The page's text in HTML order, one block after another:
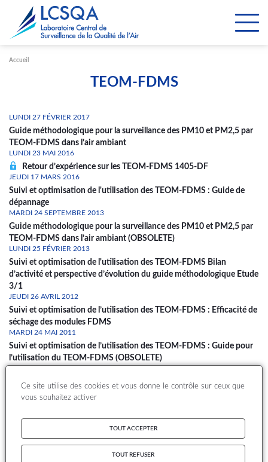
Accueil
TEOM-FDMS
LUNDI 27 FÉVRIER 2017
Guide méthodologique pour la surveillance des PM10 et PM2,5 par
TEOM-FDMS dans l’air ambiant
LUNDI 23 MAI 2016
Retour d’expérience sur les TEOM-FDMS 1405-DF
JEUDI 17 MARS 2016
Suivi et optimisation de l'utilisation des TEOM-FDMS : Guide de
dépannage
MARDI 24 SEPTEMBRE 2013
Guide méthodologique pour la surveillance des PM10 et PM2,5 par
TEOM-FDMS dans l’air ambiant (OBSOLETE)
LUNDI 25 FÉVRIER 2013
Suivi et optimisation de l'utilisation des TEOM-FDMS Bilan
d’activité et perspective d’évolution du guide méthodologique Etude
3/1
JEUDI 26 AVRIL 2012
Suivi et optimisation de l’utilisation des TEOM-FDMS : Efficacité de
séchage des modules FDMS
MARDI 24 MAI 2011
Suivi et optimisation de l’utilisation des TEOM-FDMS : Guide pour
l’utilisation du TEOM-FDMS (OBSOLETE)
MERCREDI 27 JANVIER 2010
Suivi et optimisation de l'utilisation des TEOM-FDMS 2/2 :
Accompagnement à la mise en œuvre des modules FDMS
Suivi et optimisation de l'utilisation des TEOM-FDMS (1/2) : Guide
pour l'utilisation du TEOM-FDMS (OBSOLETE)
LUNDI 2 FÉVRIER 2009
Accompagnement au déploiement des modules FDMS
Paramétrer les cookies
Ce site utilise des cookies et vous donne le contrôle sur ceux que
vous souhaitez activer
TOUT ACCEPTER
TOUT REFUSER